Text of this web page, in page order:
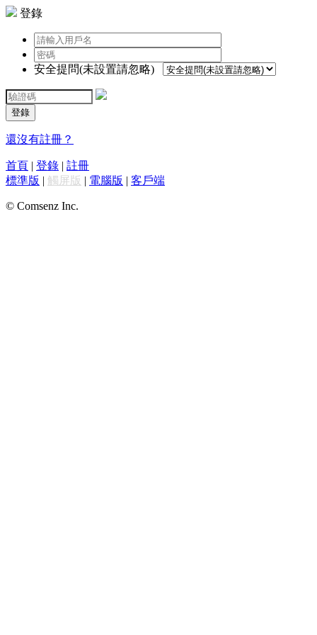
登錄
安全提問(未設置請忽略)
登錄
還沒有註冊？
首頁 | 登錄 | 註冊
標準版 | 觸屏版 | 電腦版 | 客戶端
© Comsenz Inc.